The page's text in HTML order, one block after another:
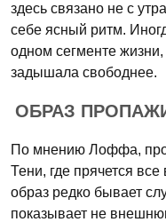
здесь связано не с
себе ясный ритм.
одном сегменте
задышала свободнее.
ОБРАЗ
По мнению Лоффа,
Тени, где прячется
образ редко бывает
показывает не